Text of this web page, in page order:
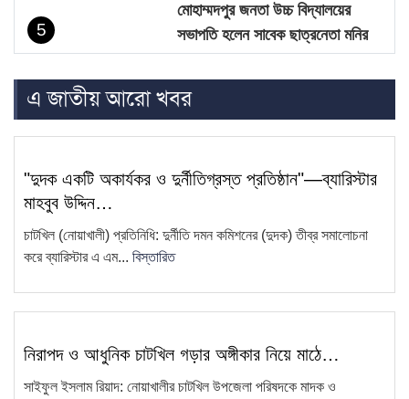
5
মোহাম্মদপুর জনতা উচ্চ বিদ্যালয়ের
সভাপতি হলেন সাবেক ছাত্রনেতা মনির
হোসেন…
চাটখিলে নিষিদ্ধ ঘোষিত ছাত্রলীগের
মিছিল, ভিডিও ভাইরাল
7
অপপ্রচারের প্রতিবাদে চাটখিলে
8
ফেসবুকে ফেইক আইডি দিয়ে আনিছ
10
সাংবাদিক কামরুল কাননের বিরুদ্ধে
ফেসবুকে অপপ্রচার, থানায় অভিযোগ
এ জাতীয় আরো খবর
"দুদক একটি অকার্যকর ও দুর্নীতিগ্রস্ত প্রতিষ্ঠান"—ব্যারিস্টার
মাহবুব উদ্দিন…
চাটখিল (নোয়াখালী) প্রতিনিধি: দুর্নীতি দমন কমিশনের (দুদক) তীব্র সমালোচনা
করে ব্যারিস্টার এ এম... বিস্তারিত
নিরাপদ ও আধুনিক চাটখিল গড়ার অঙ্গীকার নিয়ে মাঠে…
সাইফুল ইসলাম রিয়াদ: নোয়াখালীর চাটখিল উপজেলা পরিষদকে মাদক ও